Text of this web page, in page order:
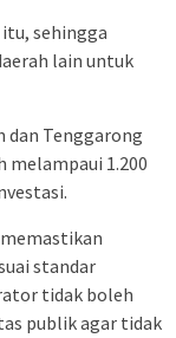
sehingga
lain untuk
dan Tenggarong
1.200
standar
tidak boleh
publik agar tidak